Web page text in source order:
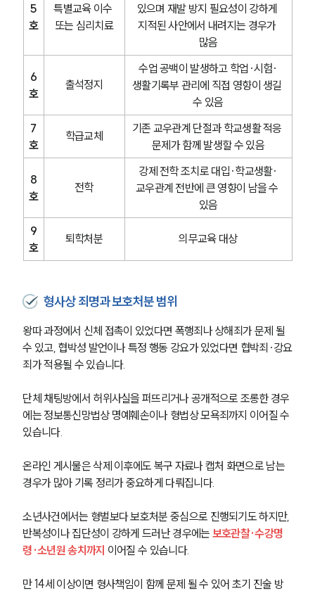
5
호
특별교육 이수
또는 심리치료
있으며 재발 방지 필요성이 강하게
지적된 사안에서 내려지는 경우가
많음
6
호
출석정지
수업 공백이 발생하고 학업·시험·
생활기록부 관리에 직접 영향이 생길
수 있음
7
호
학급교체
기존 교우관계 단절과 학교생활 적응
문제가 함께 발생할 수 있음
8
호
전학
강제 전학 조치로 대입·학교생활·
교우관계 전반에 큰 영향이 남을 수
있음
9
호
퇴학처분 의무교육 대상
형사상 죄명과 보호처분 범위
왕따 과정에서 신체 접촉이 있었다면 폭행죄나 상해죄가 문제 될
수 있고, 협박성 발언이나 특정 행동 강요가 있었다면 협박죄·강요
죄가 적용될 수 있습니다.
단체 채팅방에서 허위사실을 퍼뜨리거나 공개적으로 조롱한 경우
에는 정보통신망법상 명예훼손이나 형법상 모욕죄까지 이어질 수
있습니다.
온라인 게시물은 삭제 이후에도 복구 자료나 캡처 화면으로 남는
경우가 많아 기록 정리가 중요하게 다뤄집니다.
소년사건에서는 형벌보다 보호처분 중심으로 진행되기도 하지만,
반복성이나 집단성이 강하게 드러난 경우에는 보호관찰·수강명
령·소년원 송치까지 이어질 수 있습니다.
만 14세 이상이면 형사책임이 함께 문제 될 수 있어 초기 진술 방